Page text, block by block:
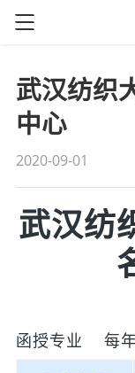
武汉纺织
中心
2020-09-01
武汉纺
函授专业 每